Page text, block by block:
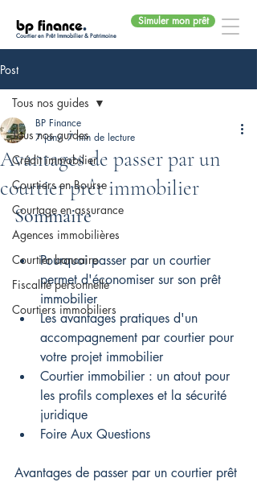
bp finance.
Courtier en Prêt Immobilier & Patrimoine
Simuler mon prêt
Post
Tous nos guides
Crédit immobilier
Courtiers en Bourse
Courtage en assurance
Agences immobilières
Courtier bancaire
Fiscalité personnelle
Courtiers immobiliers
Tous nos guides
Avantages de passer par un
courtier prêt immobilier
BP Finance
7 janv. 7 min de lecture
Sommaire
Pourquoi passer par un courtier
permet d'économiser sur son prêt
immobilier
Les avantages pratiques d'un
accompagnement par courtier pour
votre projet immobilier
Courtier immobilier : un atout pour
les profils complexes et la sécurité
juridique
Foire Aux Questions
Avantages de passer par un courtier prêt